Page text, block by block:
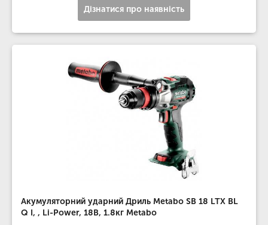
Дізнатися про наявність
Акумуляторний ударний Дриль Metabo SB 18 LTX BL
Q I, , Li-Power, 18В, 1.8кг Metabo